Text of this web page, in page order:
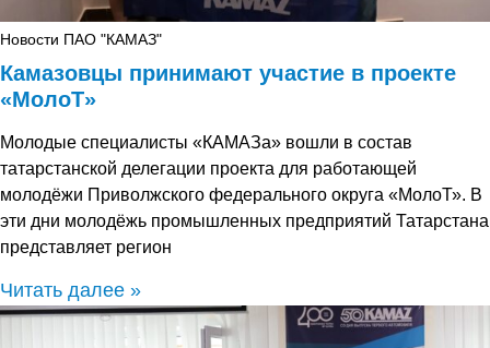
Новости ПАО "КАМАЗ"
Камазовцы принимают участие в проекте
«МолоТ»
Молодые специалисты «КАМАЗа» вошли в состав
татарстанской делегации проекта для работающей
молодёжи Приволжского федерального округа «МолоТ». В
эти дни молодёжь промышленных предприятий Татарстана
представляет регион
Читать далее »